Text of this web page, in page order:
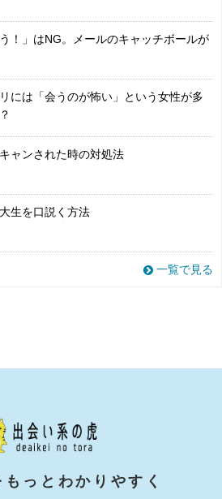
！」はNG。メールのキャッチボールが
には「会うのが怖い」という女性が多
ャンされた時の対処法
生を口説く方法
一覧で見る
っとわかりやすく